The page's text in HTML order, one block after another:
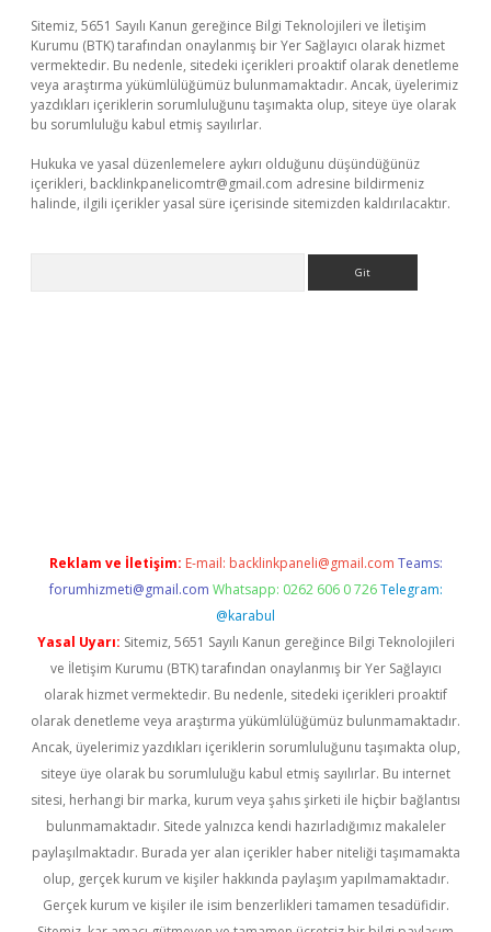
Sitemiz, 5651 Sayılı Kanun gereğince Bilgi Teknolojileri ve İletişim
Kurumu (BTK) tarafından onaylanmış bir Yer Sağlayıcı olarak hizmet
vermektedir. Bu nedenle, sitedeki içerikleri proaktif olarak denetleme
veya araştırma yükümlülüğümüz bulunmamaktadır. Ancak, üyelerimiz
yazdıkları içeriklerin sorumluluğunu taşımakta olup, siteye üye olarak
bu sorumluluğu kabul etmiş sayılırlar.
Hukuka ve yasal düzenlemelere aykırı olduğunu düşündüğünüz
içerikleri, backlinkpanelicomtr@gmail.com adresine bildirmeniz
halinde, ilgili içerikler yasal süre içerisinde sitemizden kaldırılacaktır.
Reklam ve İletişim: E-mail: backlinkpaneli@gmail.com Teams:
forumhizmeti@gmail.com Whatsapp: 0262 606 0 726 Telegram:
@karabul
Yasal Uyarı: Sitemiz, 5651 Sayılı Kanun gereğince Bilgi Teknolojileri
ve İletişim Kurumu (BTK) tarafından onaylanmış bir Yer Sağlayıcı
olarak hizmet vermektedir. Bu nedenle, sitedeki içerikleri proaktif
olarak denetleme veya araştırma yükümlülüğümüz bulunmamaktadır.
Ancak, üyelerimiz yazdıkları içeriklerin sorumluluğunu taşımakta olup,
siteye üye olarak bu sorumluluğu kabul etmiş sayılırlar. Bu internet
sitesi, herhangi bir marka, kurum veya şahıs şirketi ile hiçbir bağlantısı
bulunmamaktadır. Sitede yalnızca kendi hazırladığımız makaleler
paylaşılmaktadır. Burada yer alan içerikler haber niteliği taşımamakta
olup, gerçek kurum ve kişiler hakkında paylaşım yapılmamaktadır.
Gerçek kurum ve kişiler ile isim benzerlikleri tamamen tesadüfidir.